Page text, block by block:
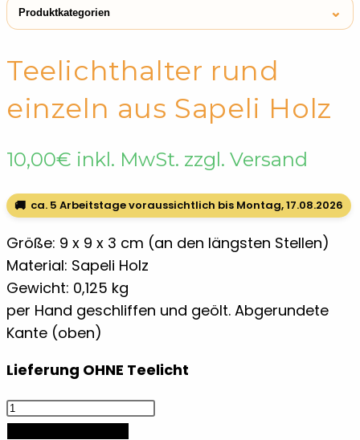
Produktkategorien ⌄
Teelichthalter rund
einzeln aus Sapeli Holz
10,00€ inkl. MwSt. zzgl. Versand
🚚 ca. 5 Arbeitstage voraussichtlich bis Montag, 17.08.2026
Größe: 9 x 9 x 3 cm (an den längsten Stellen)
Material: Sapeli Holz
Gewicht: 0,125 kg
per Hand geschliffen und geölt. Abgerundete
Kante (oben)
Lieferung OHNE Teelicht
Teelichthalter
rund